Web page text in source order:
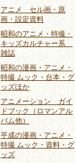
アニメ セル画・原
画・設定資料
昭和のアニメ・特撮・
キッズカルチャー系
雑誌
昭和の漫画・アニメ・
特撮 ムック・台本・グ
ッズほか
アニメーション ガイ
ドブック（ロマンアル
バム他）
平成の漫画・アニメ・
特撮 ムック・資料・グ
ッズ